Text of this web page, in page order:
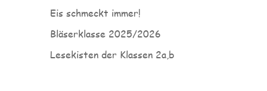
Eis schmeckt immer!
Bläserklasse 2025/2026
Lesekisten der Klassen 2a,b